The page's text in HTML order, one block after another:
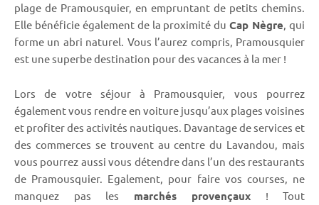
plage de Pramousquier, en empruntant de petits chemins.
Elle bénéficie également de la proximité duCap Nègre, qui
forme un abri naturel. Vous l’aurez compris, Pramousquier
est une superbe destination pour des vacances à la mer !
Lors de votre séjour à Pramousquier, vous pourrez
également vous rendre en voiture jusqu’aux plages voisines
et profiter des activités nautiques. Davantage de services et
des commerces se trouvent au centre du Lavandou, mais
vous pourrez aussi vous détendre dans l’un des restaurants
de Pramousquier. Egalement, pour faire vos courses, ne
manquez pas les marchés provençaux ! Tout